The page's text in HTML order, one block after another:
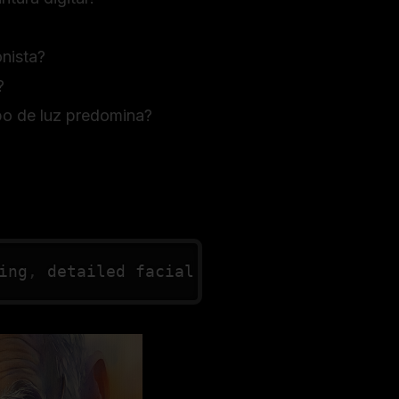
de luz predomina?
, detailed facial features